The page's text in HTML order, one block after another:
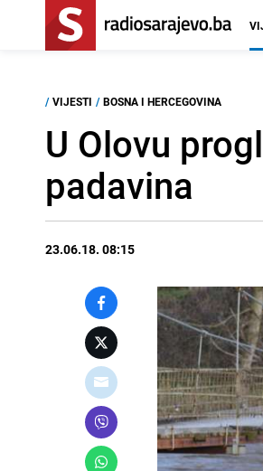
/ VIJESTI / BOSNA I HERCEGOVINA
U Olovu
padavina
23.06.18. 08:15